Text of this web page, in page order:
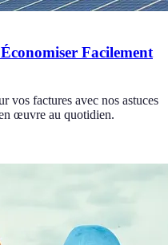
Facilement
vos factures avec nos astuces
œuvre au quotidien.